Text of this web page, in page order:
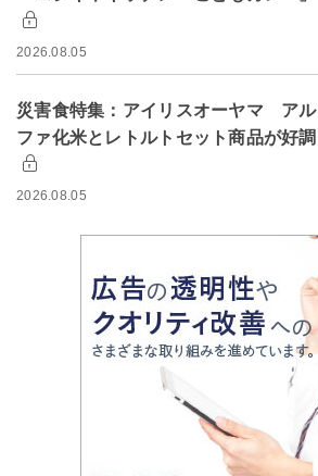
2026.08.05
災害食特集：アイリスオーヤマ アル
ファ化米とレトルトセット商品が好調
2026.08.05